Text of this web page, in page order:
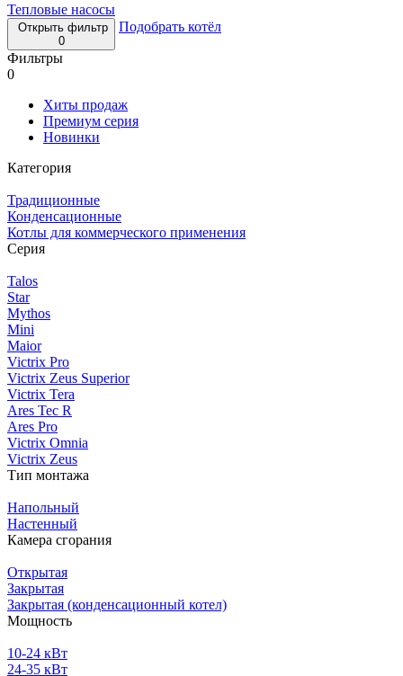
Тепловые насосы
Открыть фильтр
0
Подобрать котёл
Фильтры
0
Хиты продаж
Премиум серия
Новинки
Категория
Традиционные
Конденсационные
Котлы для коммерческого применения
Серия
Talos
Star
Mythos
Mini
Maior
Victrix Pro
Victrix Zeus Superior
Victrix Tera
Ares Tec R
Ares Pro
Victrix Omnia
Victrix Zeus
Тип монтажа
Напольный
Настенный
Камера сгорания
Открытая
Закрытая
Закрытая (конденсационный котел)
Мощность
10-24 кВт
24-35 кВт